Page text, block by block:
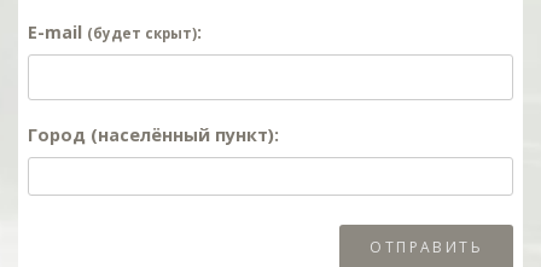
E-mail (будет скрыт):
Город (населённый пункт):